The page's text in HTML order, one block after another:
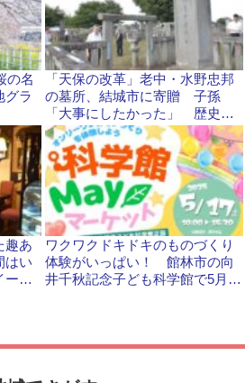
の名
ラ
「天保の改革」老中・水野忠邦
の墓所、結城市に寄贈 子孫
「大事にしたかった」 歴史教
育・観光資源に活用へ
趣あ
はい
ツ
ワクワクドキドキのものづくり
体験がいっぱい！ 館林市の向
井千秋記念子ども科学館で5月17